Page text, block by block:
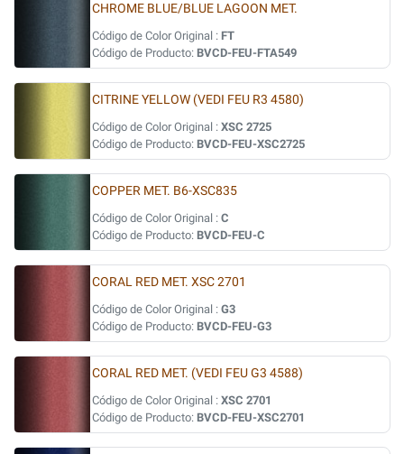
CHROME BLUE/BLUE LAGOON MET.
Código de Color Original : FT
Código de Producto: BVCD-FEU-FTA549
CITRINE YELLOW (VEDI FEU R3 4580)
Código de Color Original : XSC 2725
Código de Producto: BVCD-FEU-XSC2725
COPPER MET. B6-XSC835
Código de Color Original : C
Código de Producto: BVCD-FEU-C
CORAL RED MET. XSC 2701
Código de Color Original : G3
Código de Producto: BVCD-FEU-G3
CORAL RED MET. (VEDI FEU G3 4588)
Código de Color Original : XSC 2701
Código de Producto: BVCD-FEU-XSC2701